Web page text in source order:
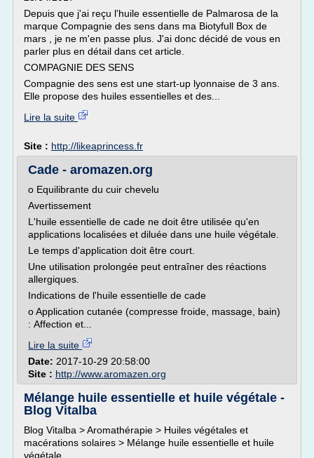
Depuis que j'ai reçu l'huile essentielle de Palmarosa de la
marque Compagnie des sens dans ma Biotyfull Box de
mars , je ne m'en passe plus. J'ai donc décidé de vous en
parler plus en détail dans cet article.
COMPAGNIE DES SENS
Compagnie des sens est une start-up lyonnaise de 3 ans.
Elle propose des huiles essentielles et des...
Lire la suite
Site : http://likeaprincess.fr
Cade - aromazen.org
o Equilibrante du cuir chevelu
Avertissement
L'huile essentielle de cade ne doit être utilisée qu'en
applications localisées et diluée dans une huile végétale.
Le temps d'application doit être court.
Une utilisation prolongée peut entraîner des réactions
allergiques.
Indications de l'huile essentielle de cade
o Application cutanée (compresse froide, massage, bain)
: Affection et...
Lire la suite
Date: 2017-10-29 20:58:00
Site : http://www.aromazen.org
Mélange huile essentielle et huile végétale -
Blog Vitalba
Blog Vitalba > Aromathérapie > Huiles végétales et
macérations solaires > Mélange huile essentielle et huile
végétale